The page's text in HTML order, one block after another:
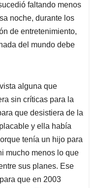
faltando menos
noche, durante los
de entretenimiento,
del mundo debe
alguna que
sin críticas para la
que desistiera de la
y ella había
tenía un hijo para
mucho menos lo que
sus planes. Ese
que en 2003